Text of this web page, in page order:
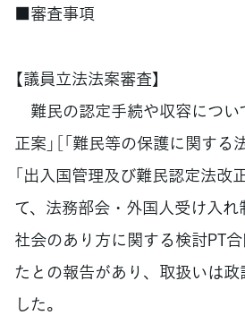
■審査事項
【議員立法法案審査】
難民の認定手続や収容につい
正案」［「難民等の保護に関する
「出入国管理及び難民認定法改正
て、法務部会・外国人受け入
社会のあり方に関する検討PT
たとの報告があり、取扱いは
した。